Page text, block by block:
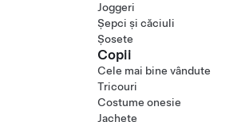
Joggeri
Șepci și căciuli
Șosete
Copii
Cele mai bine vândute
Tricouri
Costume onesie
Jachete